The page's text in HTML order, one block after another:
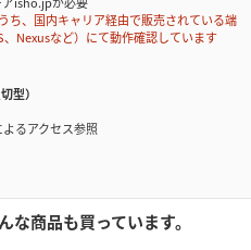
、国内キャリア経由で販売されている端
、Nexusなど）にて動作確認しています
型）
るアクセス参照
な商品も買っています。